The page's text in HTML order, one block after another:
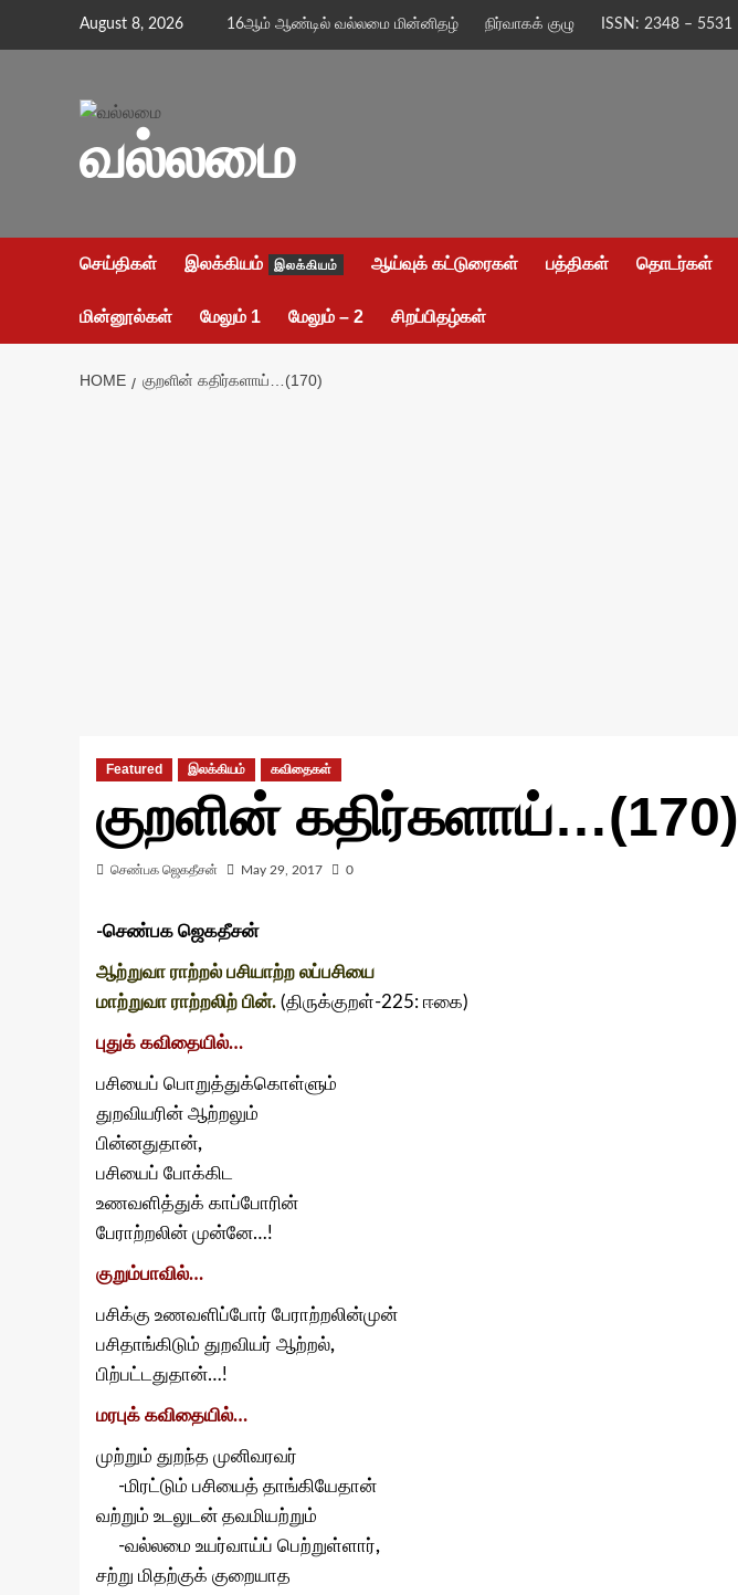
August 8, 2026 16ஆம் ஆண்டில் வல்லமை மின்னிதழ் நிர்வாகக் குழு ISSN: 2348 – 5531
வல்லமை
செய்திகள் இலக்கியம் இலக்கியம் ஆய்வுக் கட்டுரைகள் பத்திகள் தொடர்கள்
மின்னூல்கள் மேலும் 1 மேலும் – 2 சிறப்பிதழ்கள்
HOME குறளின் கதிர்களாய்…(170)
Featured இலக்கியம் கவிதைகள்
குறளின் கதிர்களாய்…(170)
செண்பக ஜெகதீசன் May 29, 2017 0
-செண்பக ஜெகதீசன்
ஆற்றுவா ராற்றல் பசியாற்ற லப்பசியை
மாற்றுவா ராற்றலிற் பின். (திருக்குறள்-225: ஈகை)
புதுக் கவிதையில்…
பசியைப் பொறுத்துக்கொள்ளும்
துறவியரின் ஆற்றலும்
பின்னதுதான்,
பசியைப் போக்கிட
உணவளித்துக் காப்போரின்
பேராற்றலின் முன்னே…!
குறும்பாவில்…
பசிக்கு உணவளிப்போர் பேராற்றலின்முன்
பசிதாங்கிடும் துறவியர் ஆற்றல்,
பிற்பட்டதுதான்…!
மரபுக் கவிதையில்…
முற்றும் துறந்த முனிவரவர்
-மிரட்டும் பசியைத் தாங்கியேதான்
வற்றும் உடலுடன் தவமியற்றும்
-வல்லமை உயர்வாய்ப் பெற்றுள்ளார்,
சற்று மிதற்குக் குறையாத